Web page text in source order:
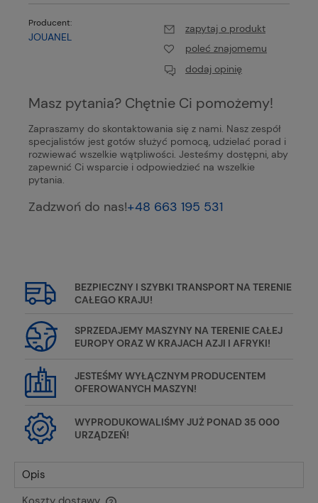
Producent:
JOUANEL
zapytaj o produkt
poleć znajomemu
dodaj opinię
Masz pytania? Chętnie Ci pomożemy!
Zapraszamy do skontaktowania się z nami. Nasz zespół
specjalistów jest gotów służyć pomocą, udzielać porad i
rozwiewać wszelkie wątpliwości. Jesteśmy dostępni, aby
zapewnić Ci wsparcie i odpowiedzieć na wszelkie
pytania.
Zadzwoń do nas!+48 663 195 531
BEZPIECZNY I SZYBKI TRANSPORT NA TERENIE
CAŁEGO KRAJU!
SPRZEDAJEMY MASZYNY NA TERENIE CAŁEJ
EUROPY ORAZ W KRAJACH AZJI I AFRYKI!
JESTEŚMY WYŁĄCZNYM PRODUCENTEM
OFEROWANYCH MASZYN!
WYPRODUKOWALIŚMY JUŻ PONAD 35 000
URZĄDZEŃ!
Opis